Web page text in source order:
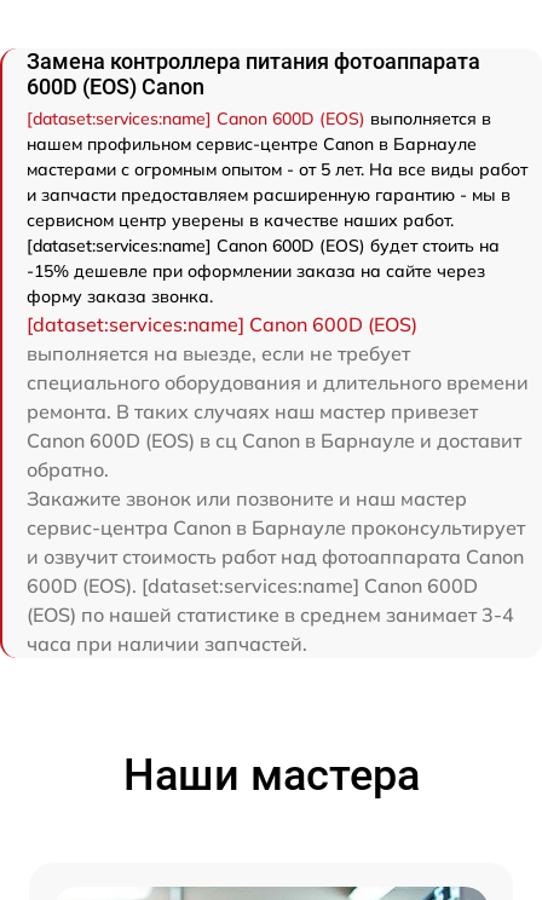
Замена контроллера питания фотоаппарата
600D (EOS) Canon
[dataset:services:name] Canon 600D (EOS) выполняется в
нашем профильном сервис-центре Canon в Барнауле
мастерами с огромным опытом - от 5 лет. На все виды работ
и запчасти предоставляем расширенную гарантию - мы в
сервисном центр уверены в качестве наших работ.
[dataset:services:name] Canon 600D (EOS) будет стоить на
-15% дешевле при оформлении заказа на сайте через
форму заказа звонка.
[dataset:services:name] Canon 600D (EOS)
выполняется на выезде, если не требует
специального оборудования и длительного времени
ремонта. В таких случаях наш мастер привезет
Canon 600D (EOS) в сц Canon в Барнауле и доставит
обратно.
Закажите звонок или позвоните и наш мастер
сервис-центра Canon в Барнауле проконсультирует
и озвучит стоимость работ над фотоаппарата Canon
600D (EOS). [dataset:services:name] Canon 600D
(EOS) по нашей статистике в среднем занимает 3-4
часа при наличии запчастей.
Наши мастера